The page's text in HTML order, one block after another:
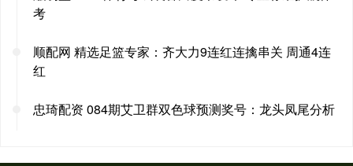
考
顺配网 精选足篮专家：齐大力9连红连擒串关 周通4连
红
忠琦配资 084期艾卫群双色球预测奖号：龙头凤尾分析